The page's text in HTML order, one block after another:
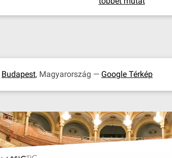
Budapest, Magyarország — Google Térkép